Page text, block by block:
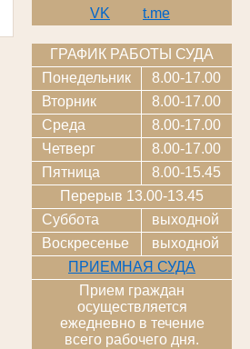
VK
t.me
ГРАФИК РАБОТЫ СУДА
Понедельник
8.00-17.00
Вторник
8.00-17.00
Среда
8.00-17.00
Четверг
8.00-17.00
Пятница
8.00-15.45
Перерыв 13.00-13.45
Суббота
выходной
Воскресенье
выходной
ПРИЕМНАЯ СУДА
Прием граждан
осуществляется
ежедневно в течение
всего рабочего дня.